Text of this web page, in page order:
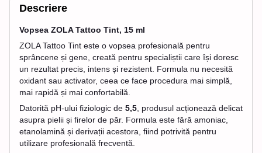
Descriere
Vopsea ZOLA Tattoo Tint, 15 ml
ZOLA Tattoo Tint este o vopsea profesională pentru
sprâncene și gene, creată pentru specialiștii care își doresc
un rezultat precis, intens și rezistent. Formula nu necesită
oxidant sau activator, ceea ce face procedura mai simplă,
mai rapidă și mai confortabilă.
Datorită pH-ului fiziologic de 5,5 , produsul acționează delicat
asupra pielii și firelor de păr. Formula este fără amoniac,
etanolamină și derivații acestora, fiind potrivită pentru
utilizare profesională frecventă.